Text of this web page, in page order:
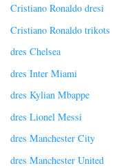
Cristiano Ronaldo dresi
Cristiano Ronaldo trikots
dres Chelsea
dres Inter Miami
dres Kylian Mbappe
dres Lionel Messi
dres Manchester City
dres Manchester United